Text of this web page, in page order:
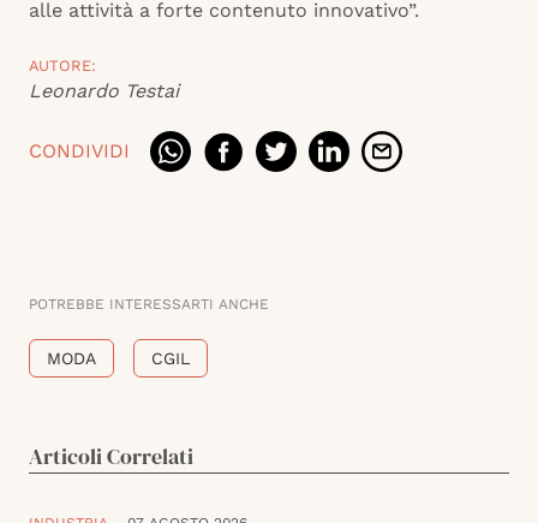
alle attività a forte contenuto innovativo”.
AUTORE:
Leonardo Testai
CONDIVIDI
POTREBBE INTERESSARTI ANCHE
MODA CGIL
Articoli Correlati